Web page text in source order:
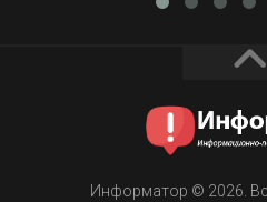
Информатор © 2026.